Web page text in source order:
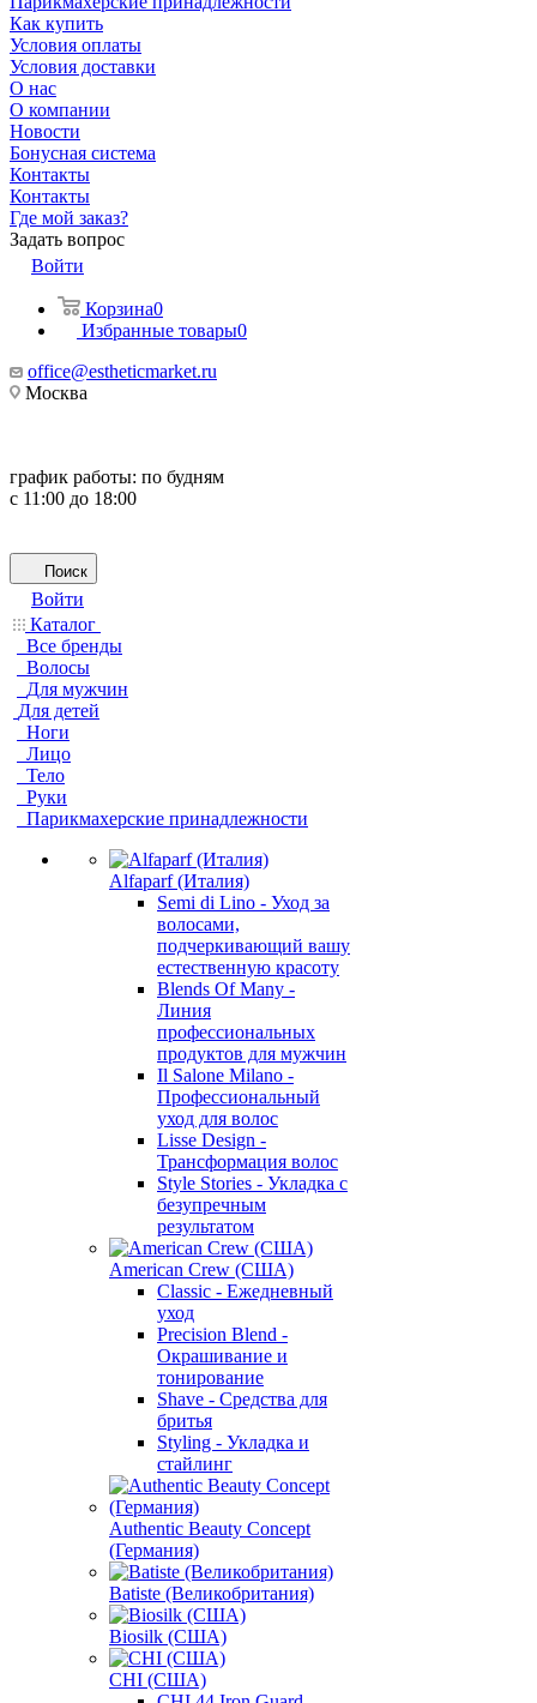
Как купить
Условия оплаты
Условия доставки
О нас
О компании
Новости
Бонусная система
Контакты
Контакты
Где мой заказ?
Задать вопрос
Войти
Корзина0
Избранные товары0
office@estheticmarket.ru
Москва
график работы: по будням
с 11:00 до 18:00
Поиск
Войти
Каталог
Все бренды
Волосы
Для мужчин
Для детей
Ноги
Лицо
Тело
Руки
Парикмахерские принадлежности
Alfaparf (Италия)
Semi di Lino - Уход за
волосами,
подчеркивающий вашу
естественную красоту
Blends Of Many -
Линия
профессиональных
продуктов для мужчин
Il Salone Milano -
Профессиональный
уход для волос
Lisse Design -
Трансформация волос
Style Stories - Укладка с
безупречным
результатом
American Crew (США)
Classic - Ежедневный
уход
Precision Blend -
Окрашивание и
тонирование
Shave - Средства для
бритья
Styling - Укладка и
стайлинг
Authentic Beauty Concept
(Германия)
Batiste (Великобритания)
Biosilk (США)
CHI (США)